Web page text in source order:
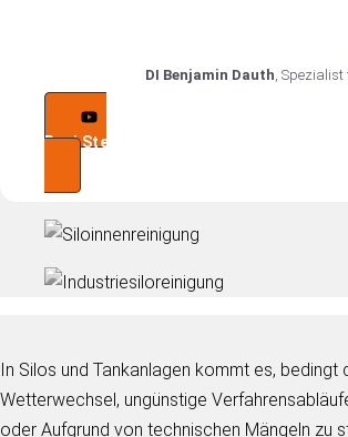
DI Benjamin Dauth ,
Beni Stellt Sich Vor
In Silos und Tankanlagen kommt es, bedingt
Wetterwechsel, ungünstige
oder Aufgrund von technischen Mängeln zu